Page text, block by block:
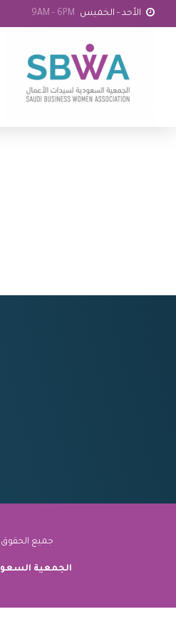
الأحد - الخميس 9AM - 6PM
جميع الحقوق
الجمعية